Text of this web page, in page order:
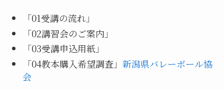
「01受講の流れ」
「02講習会のご案内」
「03受講申込用紙」
「04教本購入希望調査」 新潟県バレーボール協
会